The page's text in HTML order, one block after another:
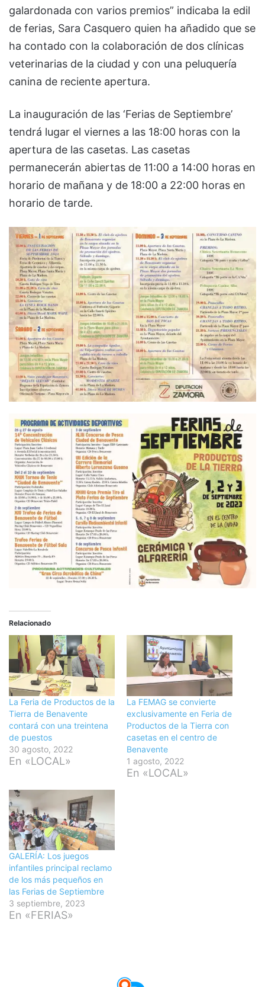
galardonada con varios premios” indicaba la edil
de ferias, Sara Casquero quien ha añadido que se
ha contado con la colaboración de dos clínicas
veterinarias de la ciudad y con una peluquería
canina de reciente apertura.
La inauguración de las ‘Ferias de Septiembre’
tendrá lugar el viernes a las 18:00 horas con la
apertura de las casetas. Las casetas
permanecerán abiertas de 11:00 a 14:00 horas en
horario de mañana y de 18:00 a 22:00 horas en
horario de tarde.
Relacionado
La Feria de Productos de la
Tierra de Benavente
contará con una treintena
de puestos
30 agosto, 2022
En «LOCAL»
La FEMAG se convierte
exclusivamente en Feria de
Productos de la Tierra con
casetas en el centro de
Benavente
1 agosto, 2022
En «LOCAL»
GALERÍA: Los juegos
infantiles principal reclamo
de los más pequeños en
las Ferias de Septiembre
3 septiembre, 2023
En «FERIAS»